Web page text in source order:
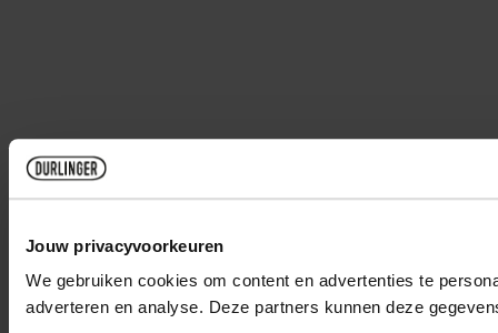
Jouw privacyvoorkeuren
We gebruiken cookies om content en advertenties te
adverteren en analyse. Deze partners kunnen deze